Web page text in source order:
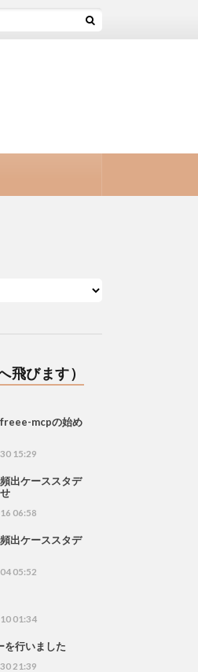
飛びます）
mcpの始め
15:29
出ケーススタデ
06:58
出ケーススタデ
05:52
01:34
を行いました
21:39